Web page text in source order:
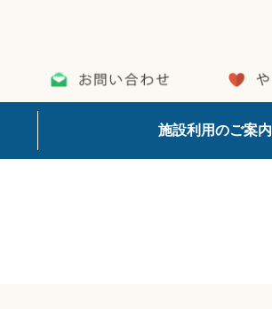
施設利用のご案内